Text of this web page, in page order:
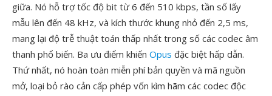
giữa. Nó hỗ trợ tốc độ bit từ 6 đến 510 kbps, tần số lấy
mẫu lên đến 48 kHz, và kích thước khung nhỏ đến 2,5 ms,
mang lại độ trễ thuật toán thấp nhất trong số các codec âm
thanh phổ biến. Ba ưu điểm khiến Opus đặc biệt hấp dẫn.
Thứ nhất, nó hoàn toàn miễn phí bản quyền và mã nguồn
mở, loại bỏ rào cản cấp phép vốn kìm hãm các codec độc